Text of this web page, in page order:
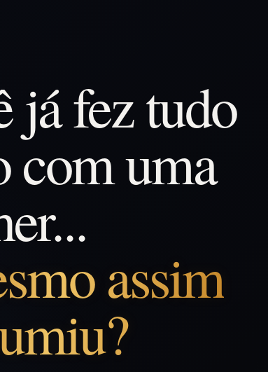
já fez tudo
com uma
assim